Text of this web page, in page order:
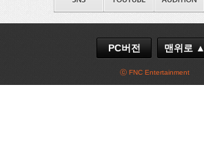
PC버전 맨위로 ▲
ⓒ FNC Entertainment